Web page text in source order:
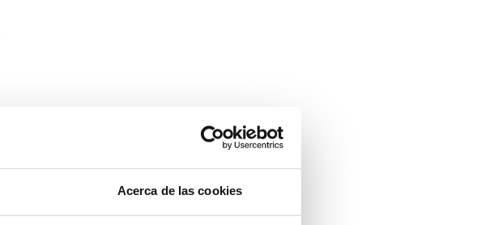
Acerca de las cookies